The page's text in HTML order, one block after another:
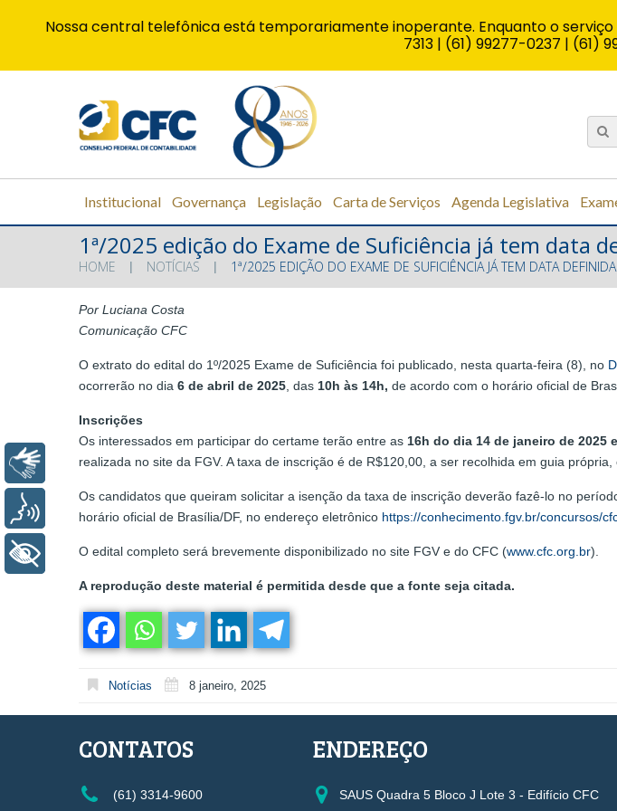
Institucional Governança Legislação Carta de Serviços Agenda Legislativa
1ª/2025 edição do Exame de Suficiência já tem data
HOME NOTÍCIAS 1ª/2025 EDIÇÃO DO EXAME DE SUFICIÊNCIA JÁ TEM DATA DEFINIDA
Por Luciana Costa
Comunicação CFC
O extrato do edital do 1º/2025 Exame de Suficiência foi publicado, nesta quarta-feira (8), no
ocorrerão no dia 6 de abril de 2025, das 10h às 14h, de acordo com o horário oficial de
Inscrições
Os interessados em participar do certame terão entre as 16h do dia 14 de janeiro de 2025
realizada no site da FGV. A taxa de inscrição é de R$120,00, a ser recolhida em guia
Os candidatos que queiram solicitar a isenção da taxa de inscrição deverão fazê-lo no
horário oficial de Brasília/DF, no endereço eletrônico https://conhecimento.fgv.br/concursos/
O edital completo será brevemente disponibilizado no site FGV e do CFC (www.cfc.org.br).
A reprodução deste material é permitida desde que a fonte seja citada.
Notícias 8 janeiro, 2025
CONTATOS
(61) 3314-9600
ENDEREÇO
SAUS Quadra 5 Bloco J Lote 3 - Edifício CFC
Nossa central telefônica está temporariamente inoperante. Enquanto o
7313 | (61) 99277-0237 | (61)
Libras
+ Acessibilidade